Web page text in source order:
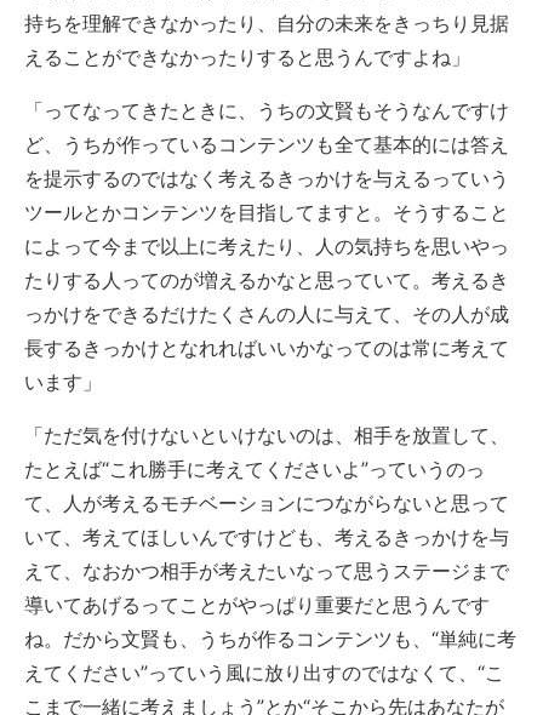
持ちを理解できなかったり、自分の未来をきっちり見据
えることができなかったりすると思うんですよね」
「ってなってきたときに、うちの文賢もそうなんですけ
ど、うちが作っているコンテンツも全て基本的には答え
を提示するのではなく考えるきっかけを与えるっていう
ツールとかコンテンツを目指してますと。そうすること
によって今まで以上に考えたり、人の気持ちを思いやっ
たりする人ってのが増えるかなと思っていて。考えるき
っかけをできるだけたくさんの人に与えて、その人が成
長するきっかけとなれればいいかなってのは常に考えて
います」
「ただ気を付けないといけないのは、相手を放置して、
たとえば“これ勝手に考えてくださいよ”っていうのっ
て、人が考えるモチベーションにつながらないと思って
いて、考えてほしいんですけども、考えるきっかけを与
えて、なおかつ相手が考えたいなって思うステージまで
導いてあげるってことがやっぱり重要だと思うんです
ね。だから文賢も、うちが作るコンテンツも、“単純に考
えてください”っていう風に放り出すのではなくて、“こ
こまで一緒に考えましょう”とか“そこから先はあなたが